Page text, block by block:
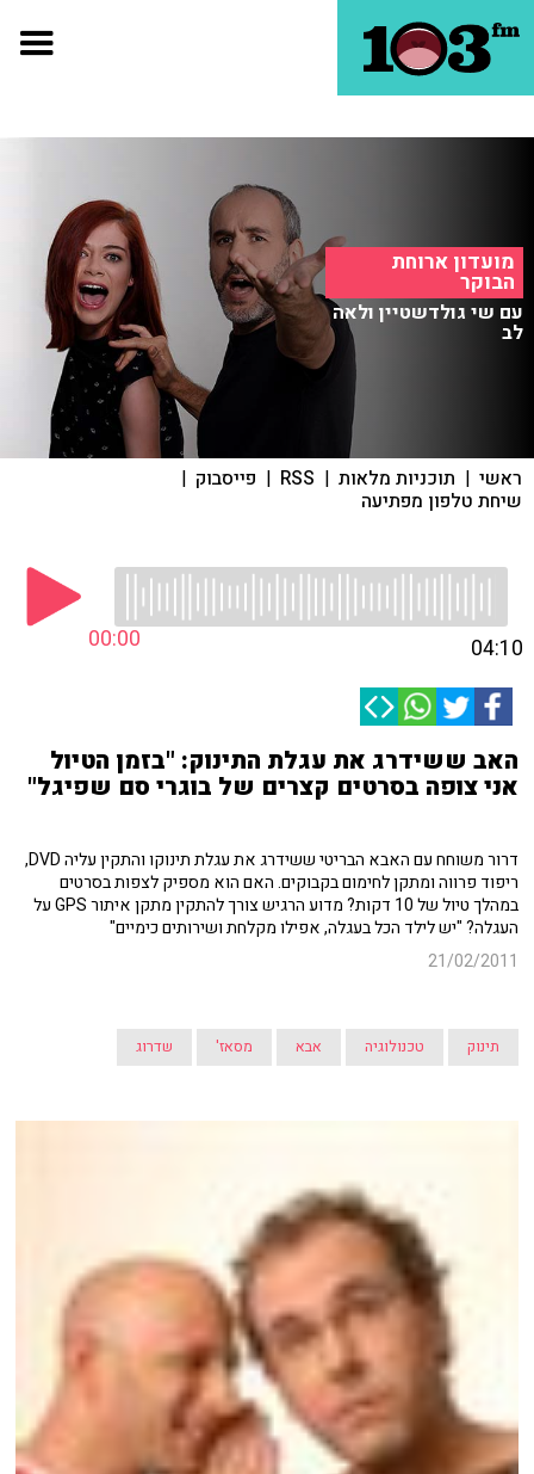
מועדון ארוחת
הבוקר
עם שי גולדשטיין ולאה
לב
ראשי | תוכניות מלאות |
RSS
| פייסבוק |
שיחת טלפון מפתיעה
00:00 04:10
האב ששידרג את עגלת התינוק: "בזמן הטיול
אני צופה בסרטים קצרים של בוגרי סם שפיגל"
דרור משוחח עם האבא הבריטי ששידרג את עגלת תינוקו והתקין עליה DVD,
ריפוד פרווה ומתקן לחימום בקבוקים. האם הוא מספיק לצפות בסרטים
במהלך טיול של 10 דקות? מדוע הרגיש צורך להתקין מתקן איתור GPS על
העגלה? "יש לילד הכל בעגלה, אפילו מקלחת ושירותים כימיים"
21/02/2011
תינוק טכנולוגיה אבא מסאז' שדרוג